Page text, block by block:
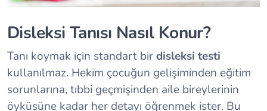
Disleksi Tanısı Nasıl Konur?
Tanı koymak için standart birdisleksi testi
kullanılmaz. Hekim çocuğun gelişiminden eğitim
sorunlarına, tıbbi geçmişinden aile bireylerinin
öyküsüne kadar her detayı öğrenmek ister. Bu